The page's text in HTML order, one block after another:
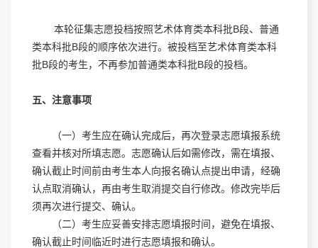
本轮征集志愿投档按照艺术体育类本科批B段、普通
类本科批B段的顺序依次进行。被投档至艺术体育类本科
批B段的考生，不再参加普通类本科批B段的投档。
五、注意事项
（一）考生应在确认完成后，再次登录志愿填报系统
查看并核对所填志愿。志愿确认后如需修改，需在填报、
确认截止时间前由考生本人向报名确认点提出申请，经确
认点取消确认，再由考生取消提交自行修改。修改完毕后
须再次进行提交、确认。
（二）考生应妥善安排志愿填报时间，避免在填报、
确认截止时间临近时进行志愿填报和确认。